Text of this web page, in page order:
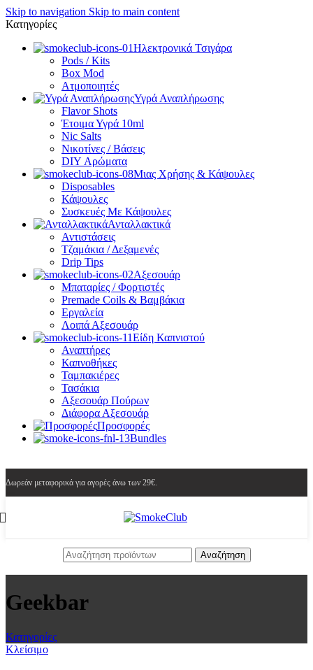
Skip to navigation Skip to main content
Κατηγορίες
Ηλεκτρονικά Τσιγάρα
Pods / Kits
Box Mod
Ατμοποιητές
Υγρά Αναπλήρωσης
Flavor Shots
Έτοιμα Υγρά 10ml
Nic Salts
Νικοτίνες / Βάσεις
DIY Αρώματα
Μιας Χρήσης & Κάψουλες
Disposables
Κάψουλες
Συσκευές Με Κάψουλες
Ανταλλακτικά
Αντιστάσεις
Τζαμάκια / Δεξαμενές
Drip Tips
Αξεσουάρ
Μπαταρίες / Φορτιστές
Premade Coils & Βαμβάκια
Εργαλεία
Λοιπά Αξεσουάρ
Είδη Καπνιστού
Αναπτήρες
Καπνοθήκες
Ταμπακιέρες
Τασάκια
Αξεσουάρ Πούρων
Διάφορα Αξεσουάρ
Προσφορές
Bundles
Δωρεάν μεταφορικά για αγορές άνω των 29€.
Αναζήτηση
Geekbar
Κατηγορίες
Κλείσιμο